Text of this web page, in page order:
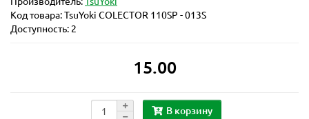
Код товара:TsuYoki COLECTOR 110SP - 013S
Доступность: 2
15.00
В корзину